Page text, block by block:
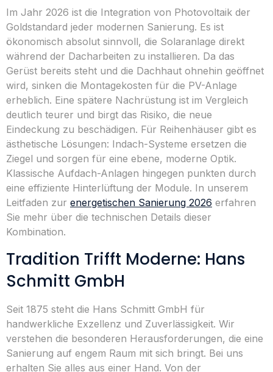
Im Jahr 2026 ist die Integration von Photovoltaik der
Goldstandard jeder modernen Sanierung. Es ist
ökonomisch absolut sinnvoll, die Solaranlage direkt
während der Dacharbeiten zu installieren. Da das
Gerüst bereits steht und die Dachhaut ohnehin geöffnet
wird, sinken die Montagekosten für die PV-Anlage
erheblich. Eine spätere Nachrüstung ist im Vergleich
deutlich teurer und birgt das Risiko, die neue
Eindeckung zu beschädigen. Für Reihenhäuser gibt es
ästhetische Lösungen: Indach-Systeme ersetzen die
Ziegel und sorgen für eine ebene, moderne Optik.
Klassische Aufdach-Anlagen hingegen punkten durch
eine effiziente Hinterlüftung der Module. In unserem
Leitfaden zur energetischen Sanierung 2026 erfahren
Sie mehr über die technischen Details dieser
Kombination.
Tradition Trifft Moderne: Hans
Schmitt GmbH
Seit 1875 steht die Hans Schmitt GmbH für
handwerkliche Exzellenz und Zuverlässigkeit. Wir
verstehen die besonderen Herausforderungen, die eine
Sanierung auf engem Raum mit sich bringt. Bei uns
erhalten Sie alles aus einer Hand. Von der